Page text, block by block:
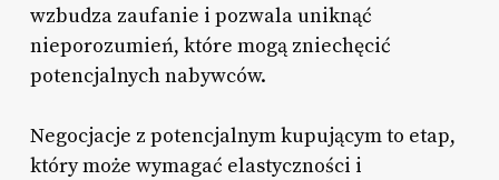
wzbudza zaufanie i pozwala uniknąć
nieporozumień, które mogą zniechęcić
potencjalnych nabywców.
Negocjacje z potencjalnym kupującym to etap,
który może wymagać elastyczności i